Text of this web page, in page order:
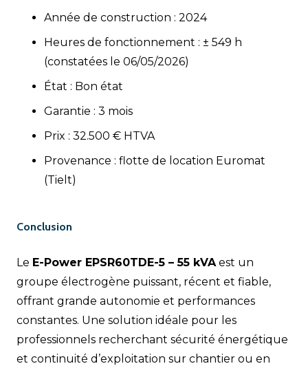
Année de construction : 2024
Heures de fonctionnement : ± 549 h
(constatées le 06/05/2026)
État : Bon état
Garantie : 3 mois
Prix : 32.500 € HTVA
Provenance : flotte de location Euromat
(Tielt)
Conclusion
Le E-Power EPSR60TDE-5 – 55 kVAest un
groupe électrogène puissant, récent et fiable,
offrant grande autonomie et performances
constantes. Une solution idéale pour les
professionnels recherchant sécurité énergétique
et continuité d’exploitation sur chantier ou en